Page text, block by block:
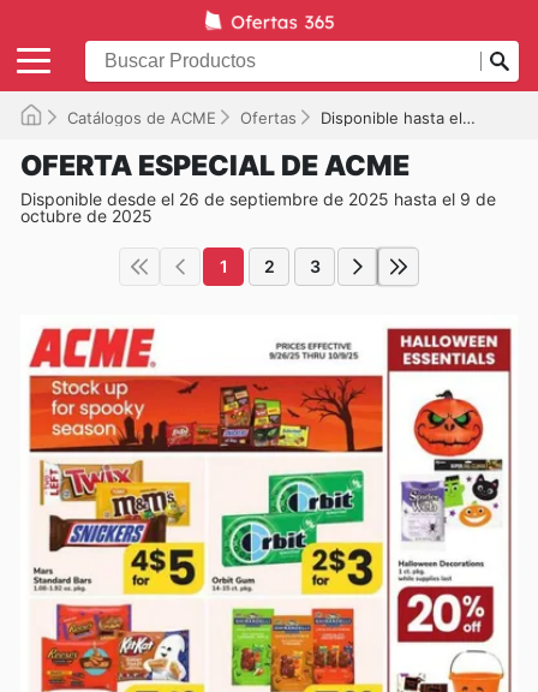
Catálogos de ACME Ofertas Disponible hasta el 09/10/2025
OFERTA ESPECIAL DE ACME
Disponible desde el 26 de septiembre de 2025 hasta el 9 de
octubre de 2025
1 2 3